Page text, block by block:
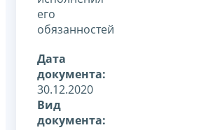
его
обязанностей
Дата
документа:
30.12.2020
Вид
документа: